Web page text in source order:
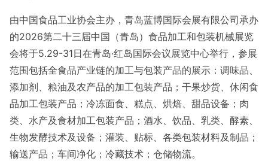
由中国食品工业协会主办，青岛蓝博国际会展有限公司承办
的2026第二十三届中国（青岛）食品加工和包装机械展览
会将于5.29-31日在青岛·红岛国际会议展览中心举行，参展
范围包括全食品产业链的加工与包装产品的展示：调味品、
添加剂、粮油及农产品的加工包装产品；干果炒货、休闲食
品加工包装产品；冷冻面食、糕点、烘焙、甜品设备；肉
类、水产及食材加工包装产品；酒水、饮品、乳类、酵素、
生物发酵技术及设备；灌装、贴标、各类包装材料及制品；
输送产品；车间净化；冷藏技术；仓储物流。